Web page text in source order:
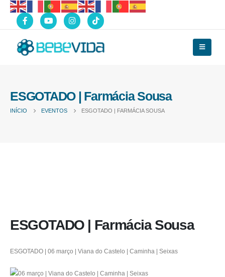
ESGOTADO | Farmácia Sousa
INÍCIO EVENTOS ESGOTADO | FARMÁCIA SOUSA
ESGOTADO | Farmácia Sousa
ESGOTADO | 06 março | Viana do Castelo | Caminha | Seixas